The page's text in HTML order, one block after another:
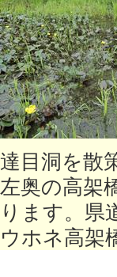
達目洞を散
左奥の高架
ります。県
ウホネ高架